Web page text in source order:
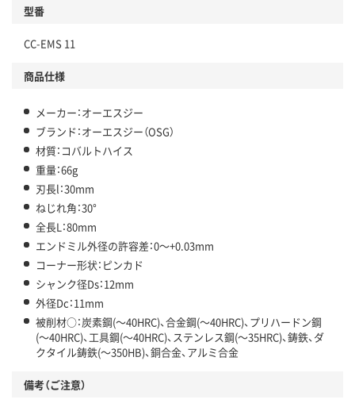
型番
CC-EMS 11
商品仕様
メーカー：オーエスジー
ブランド：オーエスジー（OSG）
材質：コバルトハイス
重量：66g
刃長l：30mm
ねじれ角：30°
全長L：80mm
エンドミル外径の許容差：0～+0.03mm
コーナー形状：ピンカド
シャンク径Ds：12mm
外径Dc：11mm
被削材○：炭素鋼(～40HRC)、合金鋼(～40HRC)、プリハードン鋼
(～40HRC)、工具鋼(～40HRC)、ステンレス鋼(～35HRC)、鋳鉄、ダ
クタイル鋳鉄(～350HB)、銅合金、アルミ合金
備考（ご注意）